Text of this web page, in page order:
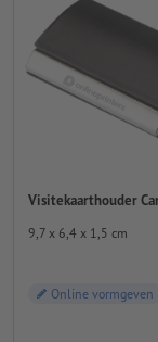
Visitekaarthouder
9,7 x 6,4 x 1,5 cm
Online vormgeven